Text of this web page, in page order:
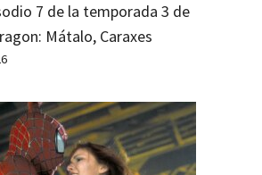
7 de la temporada 3 de
Mátalo, Caraxes